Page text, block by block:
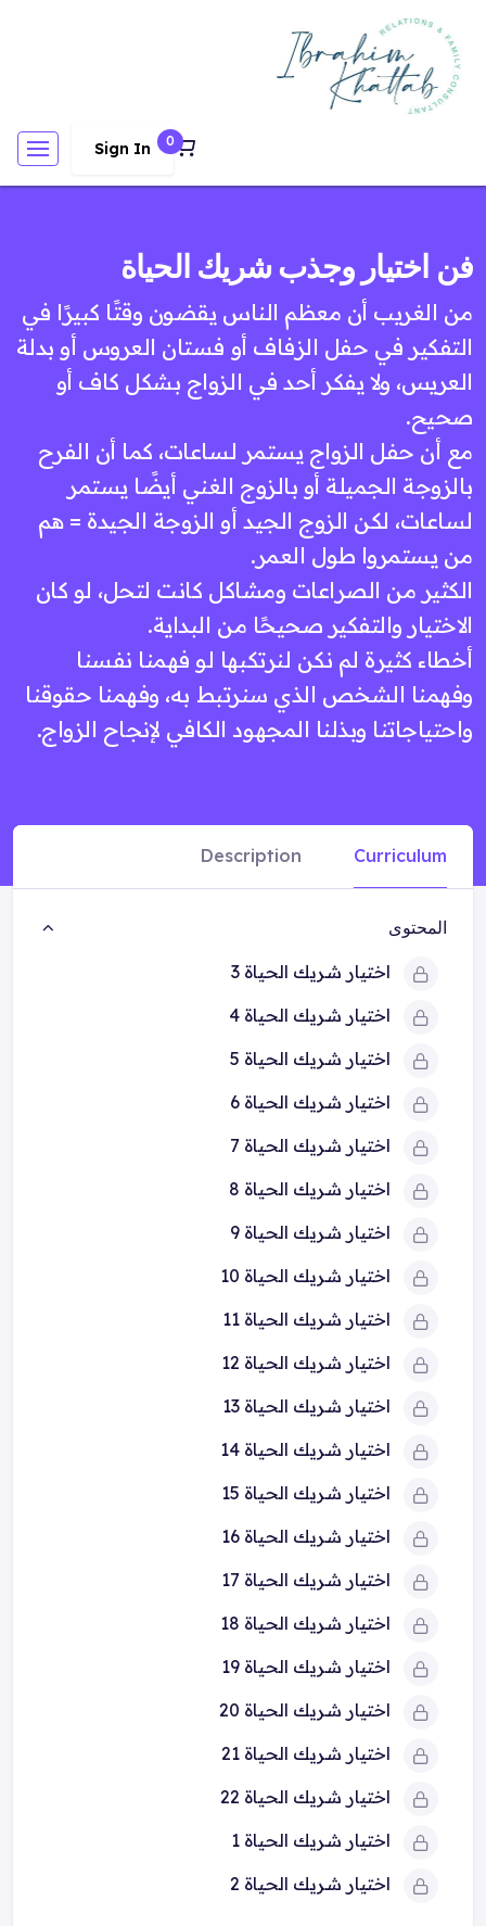
0
Sign In
فن اختيار وجذب شريك الحياة
من الغريب أن معظم الناس يقضون وقتًا كبيرًا في
التفكير في حفل الزفاف أو فستان العروس أو بدلة
العريس، ولا يفكر أحد في الزواج بشكل كاف أو
صحيح.
مع أن حفل الزواج يستمر لساعات، كما أن الفرح
بالزوجة الجميلة أو بالزوج الغني أيضًا يستمر
لساعات، لكن الزوج الجيد أو الزوجة الجيدة = هم
من يستمروا طول العمر.
الكثير من الصراعات ومشاكل كانت لتحل، لو كان
الاختيار والتفكير صحيحًا من البداية.
أخطاء كثيرة لم نكن لنرتكبها لو فهمنا نفسنا
وفهمنا الشخص الذي سنرتبط به، وفهمنا حقوقنا
واحتياجاتنا وبذلنا المجهود الكافي لإنجاح الزواج.
Curriculum
Description
المحتوى
اختيار شريك الحياة 3
اختيار شريك الحياة 4
اختيار شريك الحياة 5
اختيار شريك الحياة 6
اختيار شريك الحياة 7
اختيار شريك الحياة 8
اختيار شريك الحياة 9
اختيار شريك الحياة 10
اختيار شريك الحياة 11
اختيار شريك الحياة 12
اختيار شريك الحياة 13
اختيار شريك الحياة 14
اختيار شريك الحياة 15
اختيار شريك الحياة 16
اختيار شريك الحياة 17
اختيار شريك الحياة 18
اختيار شريك الحياة 19
اختيار شريك الحياة 20
اختيار شريك الحياة 21
اختيار شريك الحياة 22
اختيار شريك الحياة 1
اختيار شريك الحياة 2